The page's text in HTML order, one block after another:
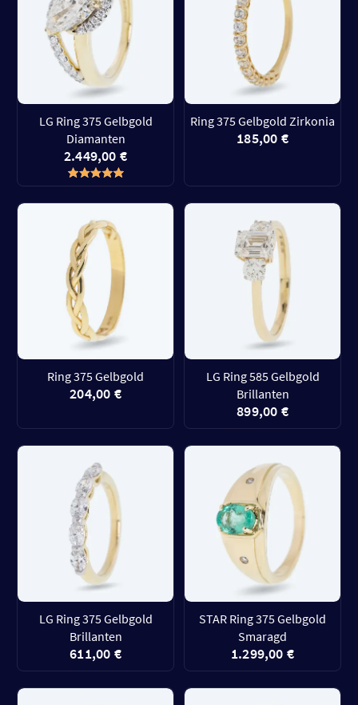
LG Ring 375 Gelbgold
Diamanten
2.449,00 €
Ring 375 Gelbgold Zirkonia
185,00 €
Ring 375 Gelbgold
204,00 €
LG Ring 585 Gelbgold
Brillanten
899,00 €
LG Ring 375 Gelbgold
Brillanten
611,00 €
STAR Ring 375 Gelbgold
Smaragd
1.299,00 €